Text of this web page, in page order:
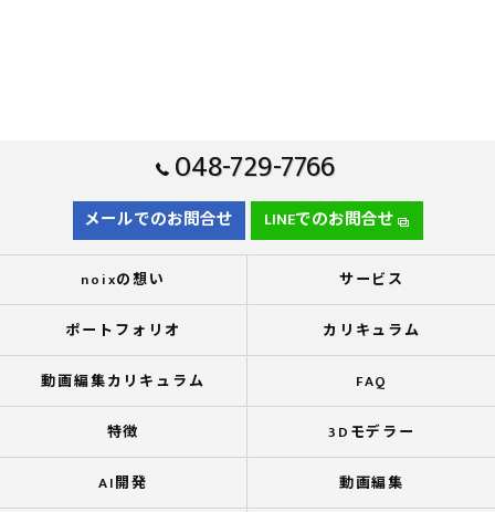
048-729-7766
メールでのお問合せ LINEでのお問合せ
noixの想い サービス
ポートフォリオ カリキュラム
動画編集カリキュラム FAQ
特徴 3Dモデラー
AI開発 動画編集